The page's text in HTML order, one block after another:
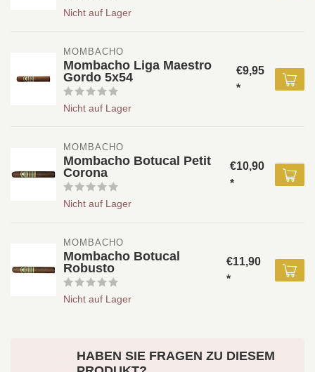
Nicht auf Lager
MOMBACHO
Mombacho Liga Maestro
Gordo 5x54
Nicht auf Lager
€9,95
*
MOMBACHO
Mombacho Botucal Petit
Corona
Nicht auf Lager
€10,90
*
MOMBACHO
Mombacho Botucal
Robusto
Nicht auf Lager
€11,90
*
HABEN SIE FRAGEN ZU DIESEM